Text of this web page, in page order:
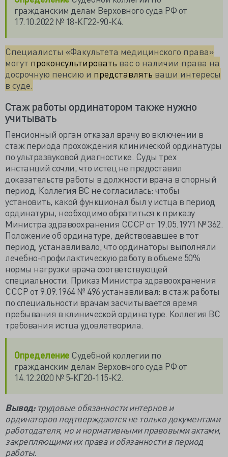
гражданским делам Верховного суда РФ от
17.10.2022 № 18-КГ22-90-К4.
Специалисты «Факультета медицинского права»
могут проконсультировать вас о наличии права на
досрочную пенсию и представлять ваши интересы
в суде.
Стаж работы ординатором также нужно
учитывать
Пенсионный орган отказал врачу во включении в
стаж периода прохождения клинической ординатуры
по ультразвуковой диагностике. Суды трех
инстанций сочли, что истец не предоставил
доказательств работы в должности врача в спорный
период. Коллегия ВС не согласилась: чтобы
установить, какой функционал был у истца в период
ординатуры, необходимо обратиться к приказу
Министра здравоохранения СССР от 19.05.1971 № 362.
Положение об ординатуре, действовавшее в тот
период, устанавливало, что ординаторы выполняли
лечебно-профилактическую работу в объеме 50%
нормы нагрузки врача соответствующей
специальности. Приказ Министра здравоохранения
СССР от 9.09.1964 № 496 устанавливал: в стаж работы
по специальности врачам засчитывается время
пребывания в клинической ординатуре. Коллегия ВС
требования истца удовлетворила.
Определение Судебной коллегии по
гражданским делам Верховного суда РФ от
14.12.2020 № 5-КГ20-115-К2.
Вывод: трудовые обязанности интернов и
ординаторов подтверждаются не только документами
работодателя, но и нормативными правовыми актами,
закрепляющими их права и обязанности в период
работы.